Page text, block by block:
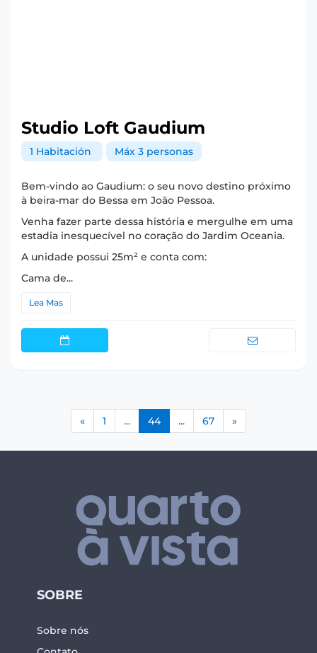
Studio Loft Gaudium
1 Habitación Máx 3 personas
Bem-vindo ao Gaudium: o seu novo destino próximo
à beira-mar do Bessa em João Pessoa.
Venha fazer parte dessa história e mergulhe em uma
estadia inesquecível no coração do Jardim Oceania.
A unidade possui 25m² e conta com:
Cama de...
Lea Mas
« 1 ... 44(current)
... 67 »
SOBRE
Sobre nós